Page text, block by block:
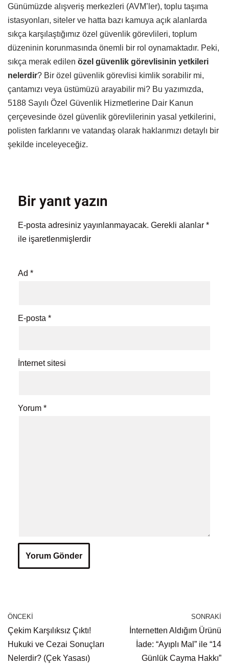
Günümüzde alışveriş merkezleri (AVM’ler), toplu taşıma
istasyonları, siteler ve hatta bazı kamuya açık alanlarda
sıkça karşılaştığımız özel güvenlik görevlileri, toplum
düzeninin korunmasında önemli bir rol oynamaktadır. Peki,
sıkça merak edilen özel güvenlik görevlisinin yetkileri
nelerdir? Bir özel güvenlik görevlisi kimlik sorabilir mi,
çantamızı veya üstümüzü arayabilir mi? Bu yazımızda,
5188 Sayılı Özel Güvenlik Hizmetlerine Dair Kanun
çerçevesinde özel güvenlik görevlilerinin yasal yetkilerini,
polisten farklarını ve vatandaş olarak haklarımızı detaylı bir
şekilde inceleyeceğiz.
Bir yanıt yazın
E-posta adresiniz yayınlanmayacak. Gerekli alanlar *
ile işaretlenmişlerdir
Ad *
E-posta *
İnternet sitesi
Yorum *
ÖNCEKI
Çekim Karşılıksız Çıktı!
Hukuki ve Cezai Sonuçları
Nelerdir? (Çek Yasası)
SONRAKI
İnternetten Aldığım Ürünü
İade: “Ayıplı Mal” ile “14
Günlük Cayma Hakkı”